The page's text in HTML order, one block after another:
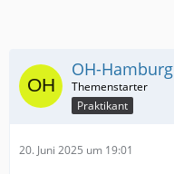
OH-Hamburg
Praktikant
20. Juni 2025 um 19:01